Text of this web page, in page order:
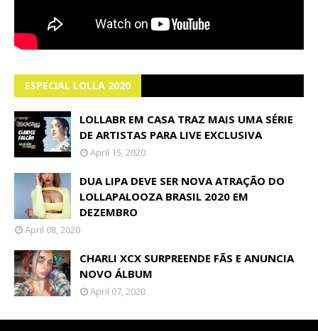
ESPECIAL LOLLA 2020
LOLLABR EM CASA TRAZ MAIS UMA SÉRIE
DE ARTISTAS PARA LIVE EXCLUSIVA
April 15, 2020
DUA LIPA DEVE SER NOVA ATRAÇÃO DO
LOLLAPALOOZA BRASIL 2020 EM
DEZEMBRO
April 08, 2020
CHARLI XCX SURPREENDE FÃS E ANUNCIA
NOVO ÁLBUM
April 07, 2020